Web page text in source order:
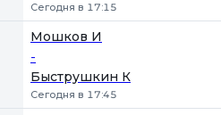
Сегодня в 17:15
Мошков И
-
Быструшкин К
Сегодня в 17:45